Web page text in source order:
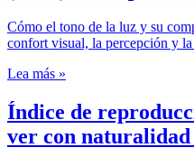
Cómo el tono de la luz y su
confort visual, la percepción y
Lea más »
Índice de
ver con naturalidad